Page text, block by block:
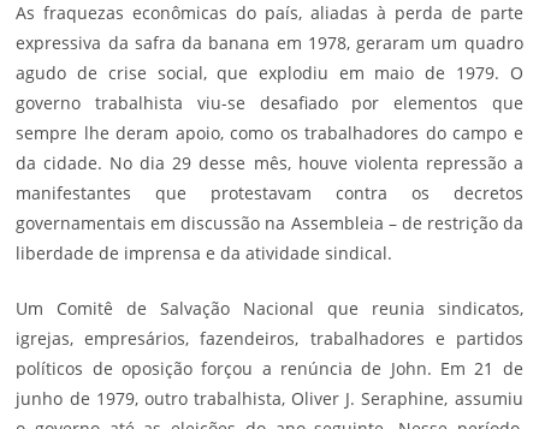
As fraquezas econômicas do país, aliadas à perda de parte
expressiva da safra da banana em 1978, geraram um quadro
agudo de crise social, que explodiu em maio de 1979. O
governo trabalhista viu-se desafiado por elementos que
sempre lhe deram apoio, como os trabalhadores do campo e
da cidade. No dia 29 desse mês, houve violenta repressão a
manifestantes que protestavam contra os decretos
governamentais em discussão na Assembleia – de restrição da
liberdade de imprensa e da atividade sindical.
Um Comitê de Salvação Nacional que reunia sindicatos,
igrejas, empresários, fazendeiros, trabalhadores e partidos
políticos de oposição forçou a renúncia de John. Em 21 de
junho de 1979, outro trabalhista, Oliver J. Seraphine, assumiu